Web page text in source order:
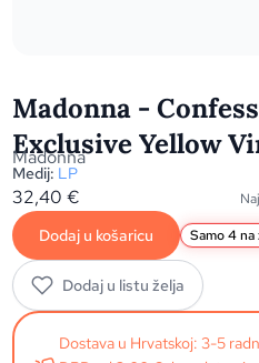
Madonna -
Exclusive Yellow
Madonna
Medij: LP
32,40€
Dodaj u košaricu Samo 4 na
Dodaj u listu želja
Dostava u Hrvatskoj: 3-5